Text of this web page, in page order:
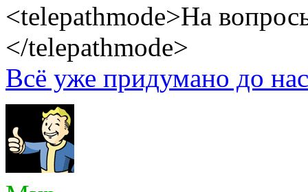
<telepathmode>На
</telepathmode>
Всё уже придумано до